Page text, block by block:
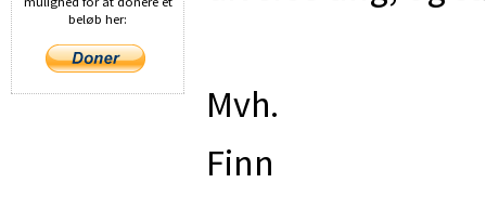
Mvh.
Finn
beløb her: